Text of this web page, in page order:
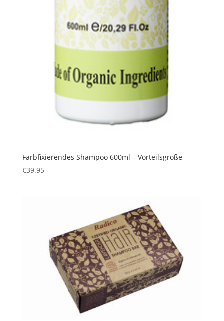
Farbfixierendes Shampoo 600ml – Vorteilsgröße
€39.95